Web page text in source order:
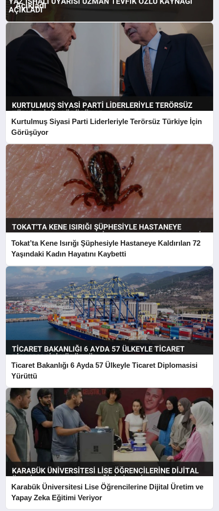
Açıkladı
Kurtulmuş Siyasi Parti Liderleriyle Terörsüz Türkiye İçin
Görüşüyor
Tokat’ta Kene Isırığı Şüphesiyle Hastaneye Kaldırılan 72
Yaşındaki Kadın Hayatını Kaybetti
Ticaret Bakanlığı 6 Ayda 57 Ülkeyle Ticaret Diplomasisi
Yürüttü
Karabük Üniversitesi Lise Öğrencilerine Dijital Üretim ve
Yapay Zeka Eğitimi Veriyor